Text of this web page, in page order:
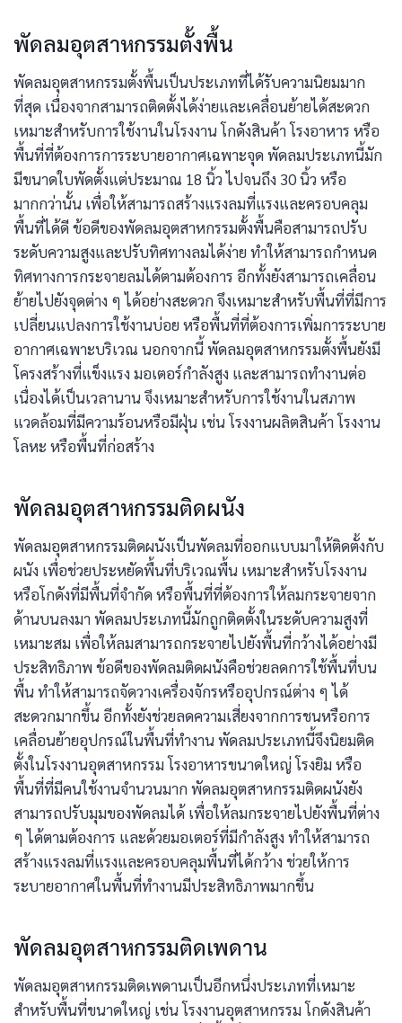
พัดลมอุตสาหกรรมตั้งพื้น
พัดลมอุตสาหกรรมตั้งพื้นเป็นประเภทที่ได้รับความนิยมมาก
ที่สุด เนื่องจากสามารถติดตั้งได้ง่ายและเคลื่อนย้ายได้สะดวก
เหมาะสำหรับการใช้งานในโรงงาน โกดังสินค้า โรงอาหาร หรือ
พื้นที่ที่ต้องการการระบายอากาศเฉพาะจุด พัดลมประเภทนี้มัก
มีขนาดใบพัดตั้งแต่ประมาณ 18 นิ้ว ไปจนถึง 30 นิ้ว หรือ
มากกว่านั้น เพื่อให้สามารถสร้างแรงลมที่แรงและครอบคลุม
พื้นที่ได้ดี ข้อดีของพัดลมอุตสาหกรรมตั้งพื้นคือสามารถปรับ
ระดับความสูงและปรับทิศทางลมได้ง่าย ทำให้สามารถกำหนด
ทิศทางการกระจายลมได้ตามต้องการ อีกทั้งยังสามารถเคลื่อน
ย้ายไปยังจุดต่าง ๆ ได้อย่างสะดวก จึงเหมาะสำหรับพื้นที่ที่มีการ
เปลี่ยนแปลงการใช้งานบ่อย หรือพื้นที่ที่ต้องการเพิ่มการระบาย
อากาศเฉพาะบริเวณ นอกจากนี้ พัดลมอุตสาหกรรมตั้งพื้นยังมี
โครงสร้างที่แข็งแรง มอเตอร์กำลังสูง และสามารถทำงานต่อ
เนื่องได้เป็นเวลานาน จึงเหมาะสำหรับการใช้งานในสภาพ
แวดล้อมที่มีความร้อนหรือมีฝุ่น เช่น โรงงานผลิตสินค้า โรงงาน
โลหะ หรือพื้นที่ก่อสร้าง
พัดลมอุตสาหกรรมติดผนัง
พัดลมอุตสาหกรรมติดผนังเป็นพัดลมที่ออกแบบมาให้ติดตั้งกับ
ผนัง เพื่อช่วยประหยัดพื้นที่บริเวณพื้น เหมาะสำหรับโรงงาน
หรือโกดังที่มีพื้นที่จำกัด หรือพื้นที่ที่ต้องการให้ลมกระจายจาก
ด้านบนลงมา พัดลมประเภทนี้มักถูกติดตั้งในระดับความสูงที่
เหมาะสม เพื่อให้ลมสามารถกระจายไปยังพื้นที่กว้างได้อย่างมี
ประสิทธิภาพ ข้อดีของพัดลมติดผนังคือช่วยลดการใช้พื้นที่บน
พื้น ทำให้สามารถจัดวางเครื่องจักรหรืออุปกรณ์ต่าง ๆ ได้
สะดวกมากขึ้น อีกทั้งยังช่วยลดความเสี่ยงจากการชนหรือการ
เคลื่อนย้ายอุปกรณ์ในพื้นที่ทำงาน พัดลมประเภทนี้จึงนิยมติด
ตั้งในโรงงานอุตสาหกรรม โรงอาหารขนาดใหญ่ โรงยิม หรือ
พื้นที่ที่มีคนใช้งานจำนวนมาก พัดลมอุตสาหกรรมติดผนังยัง
สามารถปรับมุมของพัดลมได้ เพื่อให้ลมกระจายไปยังพื้นที่ต่าง
ๆ ได้ตามต้องการ และด้วยมอเตอร์ที่มีกำลังสูง ทำให้สามารถ
สร้างแรงลมที่แรงและครอบคลุมพื้นที่ได้กว้าง ช่วยให้การ
ระบายอากาศในพื้นที่ทำงานมีประสิทธิภาพมากขึ้น
พัดลมอุตสาหกรรมติดเพดาน
พัดลมอุตสาหกรรมติดเพดานเป็นอีกหนึ่งประเภทที่เหมาะ
สำหรับพื้นที่ขนาดใหญ่ เช่น โรงงานอุตสาหกรรม โกดังสินค้า